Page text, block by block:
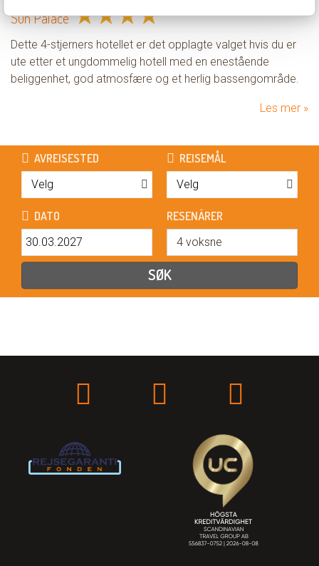
Sun Palace ★★★★
Dette 4-stjerners hotellet er det opplagte valget hvis du er
ute etter et ungdommelig hotell med en enestående
beliggenhet, god atmosfære og et herlig bassengområde.
Les mer